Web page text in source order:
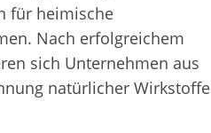
für heimische
Nach erfolgreichem
sich Unternehmen aus
natürlicher Wirkstoffe